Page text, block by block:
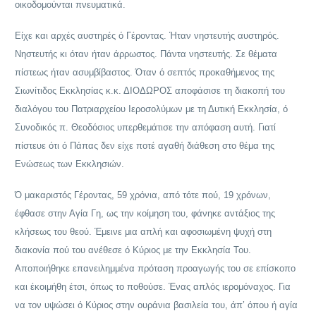
οικοδομούνται πνευματικά.
Είχε και αρχές αυστηρές ό Γέροντας. Ήταν νηστευτής αυστηρός.
Νηστευτής κι όταν ήταν άρρωστος. Πάντα νηστευτής. Σε θέματα
πίστεως ήταν ασυμβίβαστος. Όταν ό σεπτός προκαθήμενος της
Σιωνίτιδος Εκκλησίας κ.κ. ΔΙΟΔΩΡΟΣ αποφάσισε τη διακοπή του
διαλόγου του Πατριαρχείου Ιεροσολύμων με τη Δυτική Εκκλησία, ό
Συνοδικός π. Θεοδόσιος υπερθεμάτισε την απόφαση αυτή. Γιατί
πίστευε ότι ό Πάπας δεν είχε ποτέ αγαθή διάθεση στο θέμα της
Ενώσεως των Εκκλησιών.
Ό μακαριστός Γέροντας, 59 χρόνια, από τότε πού, 19 χρόνων,
έφθασε στην Αγία Γη, ως την κοίμηση του, φάνηκε αντάξιος της
κλήσεως του θεού. Έμεινε μια απλή και αφοσιωμένη ψυχή στη
διακονία πού του ανέθεσε ό Κύριος με την Εκκλησία Του.
Αποποιήθηκε επανειλημμένα πρόταση προαγωγής του σε επίσκοπο
και έκοιμήθη έτσι, όπως το ποθούσε. Ένας απλός ιερομόναχος. Για
να τον υψώσει ό Κύριος στην ουράνια βασιλεία του, άπ’ όπου ή αγία